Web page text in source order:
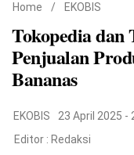
Home / EKOBIS
Tokopedia
Penjualan
Bananas
EKOBIS
23 April 2025 -
Editor : Redaksi